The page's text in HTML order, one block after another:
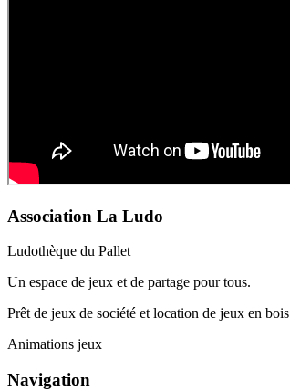
Association La Ludo
Ludothèque du Pallet
Un espace de jeux et de partage pour tous.
Prêt de jeux de société et location de jeux en bois
Animations jeux
Navigation